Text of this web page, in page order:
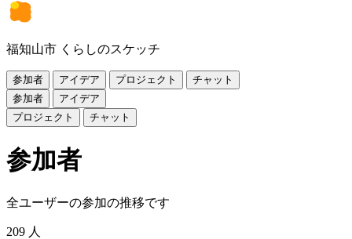
福知山市 くらしのスケッチ
参加者 アイデア プロジェクト
チャット
参加者
アイデア
プロジェクト
チャット
参加者
全ユーザーの参加の推移です
209 人